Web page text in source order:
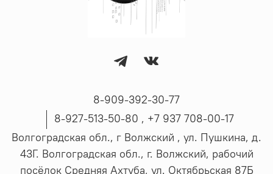
8-909-392-30-77
8-927-513-50-80 , ‪+7 937 708-00-17
Волгоградская обл., г Волжский , ул. Пушкина, д.
43Г. Волгоградская обл., г. Волжский, рабочий
посёлок Средняя Ахтуба, ул. Октябрьская 87Б